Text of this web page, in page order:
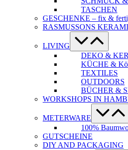
TASCHEN
GESCHENKE – fix &
RASMUSSONS
LIVING
Menü-
Schalter
DEKO &
KÜCHE &
TEXTILES
OUTDOORS
BÜCHER &
WORKSHOPS IN
METERWARE
Menü-
Schalter
100%
GUTSCHEINE
DIY AND PACKAGING